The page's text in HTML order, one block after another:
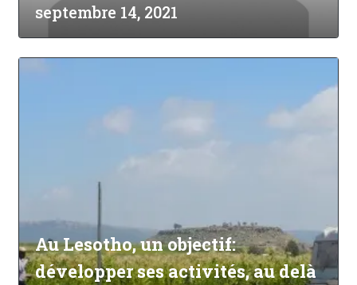
septembre 14, 2021
Au Lesotho, un objectif:
développer ses activités, au delà